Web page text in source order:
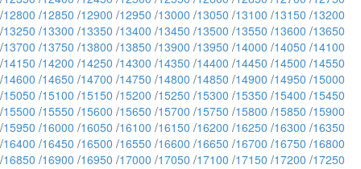
/12800 /12850 /12900 /12950 /13000 /13050 /13100 /13150 /13200
/13250 /13300 /13350 /13400 /13450 /13500 /13550 /13600 /13650
/13700 /13750 /13800 /13850 /13900 /13950 /14000 /14050 /14100
/14150 /14200 /14250 /14300 /14350 /14400 /14450 /14500 /14550
/14600 /14650 /14700 /14750 /14800 /14850 /14900 /14950 /15000
/15050 /15100 /15150 /15200 /15250 /15300 /15350 /15400 /15450
/15500 /15550 /15600 /15650 /15700 /15750 /15800 /15850 /15900
/15950 /16000 /16050 /16100 /16150 /16200 /16250 /16300 /16350
/16400 /16450 /16500 /16550 /16600 /16650 /16700 /16750 /16800
/16850 /16900 /16950 /17000 /17050 /17100 /17150 /17200 /17250